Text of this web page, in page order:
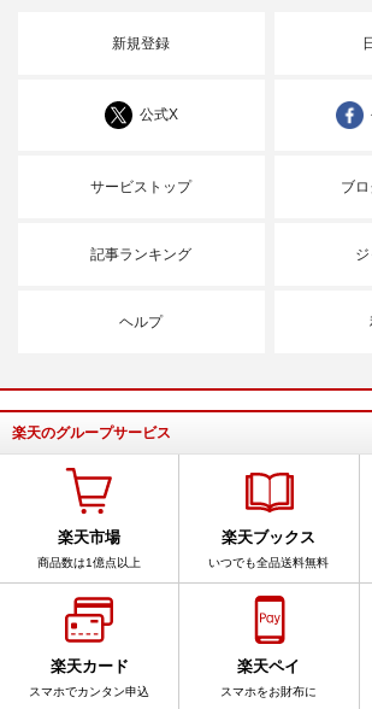
新規登録
公式X
サービストップ ブ
記事ランキング
ヘルプ
楽天のグループサービス
楽天市場
商品数は1億点以上
楽天ブックス
いつでも全品送料無料
楽天カード
スマホでカンタン申込
楽天ペイ
スマホをお財布に